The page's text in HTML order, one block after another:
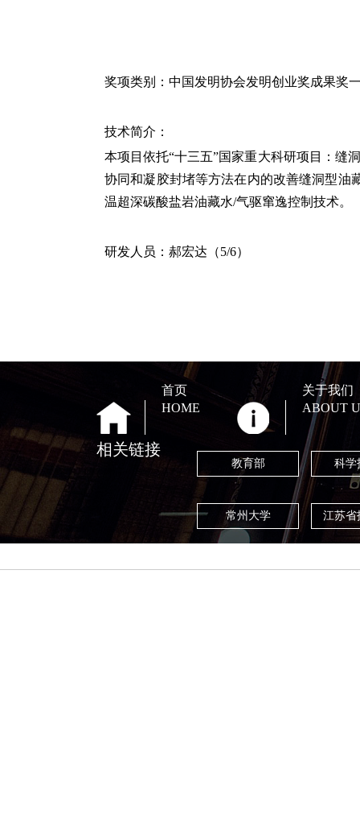
奖项类别： 中国发明协会发明创业奖成果奖
技术简介：
本项目依托“十三五”国家重大科研项目：缝
协同和凝胶封堵等方法在内的改善缝洞型油
温超深碳酸盐岩油藏水/气驱窜逸控制技术。
研发人员： 郝宏达（5/6）
首页
HOME
关于我们
ABOUT
相关链接
教育部 科学
常州大学 江苏省